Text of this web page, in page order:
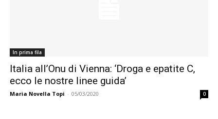
In prima fila
Italia all’Onu di Vienna: ‘Droga e epatite C,
ecco le nostre linee guida’
Maria Novella Topi - 05/03/2020 0